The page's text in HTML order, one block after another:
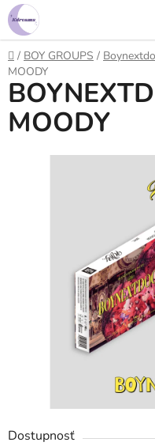
Prejsť
na
obsah
Domov
/ BOY GROUPS /
MOODY
Dostupnosť
MOODY